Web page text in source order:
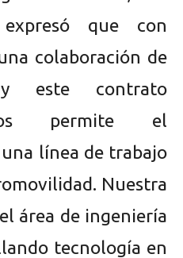
que con
colaboración de
este contrato
permite el
línea de trabajo
Nuestra
área de ingeniería
tecnología en